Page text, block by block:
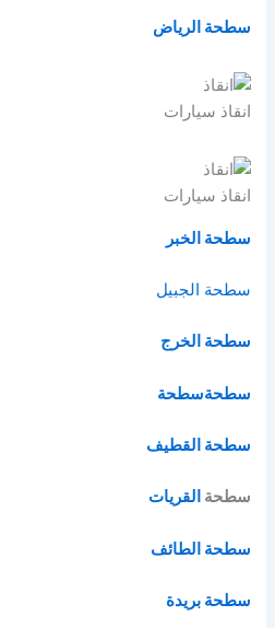
سطحة الرياض
انقاذ سيارات
انقاذ سيارات
سطحة الخبر
سطحة الجبيل
سطحة الخرج
سطحةسطحة
سطحة القطيف
سطحة القريات
سطحة الطائف
سطحة بريدة